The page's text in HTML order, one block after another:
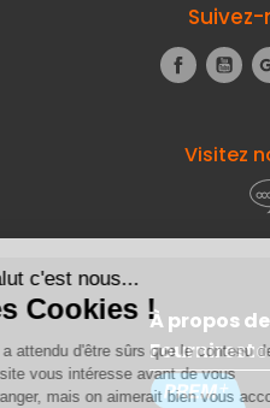
Visitez
À propos de
Fourniresto